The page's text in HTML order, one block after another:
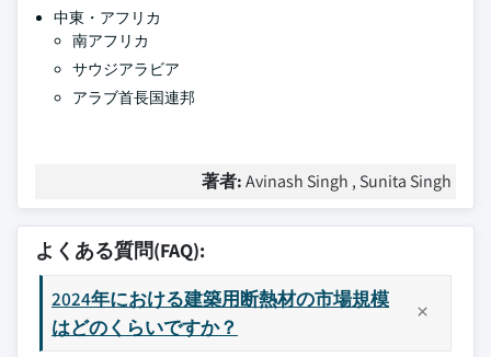
中東・アフリカ
南アフリカ
サウジアラビア
アラブ首長国連邦
著者:Avinash Singh , Sunita Singh
よくある質問(FAQ):
2024年における建築用断熱材の市場規模
はどのくらいですか？